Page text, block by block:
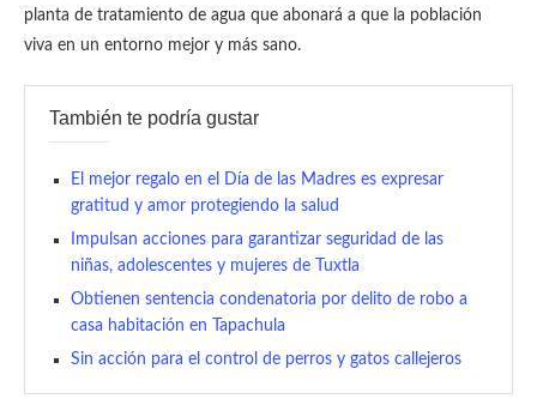
planta de tratamiento de agua que abonará a que la población
viva en un entorno mejor y más sano.
También te podría gustar
El mejor regalo en el Día de las Madres es expresar
gratitud y amor protegiendo la salud
Impulsan acciones para garantizar seguridad de las
niñas, adolescentes y mujeres de Tuxtla
Obtienen sentencia condenatoria por delito de robo a
casa habitación en Tapachula
Sin acción para el control de perros y gatos callejeros